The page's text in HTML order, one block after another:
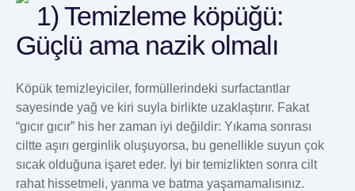
1) Temizleme köpüğü:
Güçlü ama nazik olmalı
Köpük temizleyiciler, formüllerindeki surfactantlar
sayesinde yağ ve kiri suyla birlikte uzaklaştırır. Fakat
“gıcır gıcır” his her zaman iyi değildir: Yıkama sonrası
ciltte aşırı gerginlik oluşuyorsa, bu genellikle suyun çok
sıcak olduğuna işaret eder. İyi bir temizlikten sonra cilt
rahat hissetmeli, yanma ve batma yaşamamalısınız.